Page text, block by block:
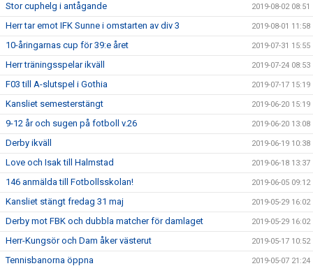
Stor cuphelg i antågande 2019-08-02 08:51
Herr tar emot IFK Sunne i omstarten av div 3 2019-08-01 11:58
10-åringarnas cup för 39:e året 2019-07-31 15:55
Herr träningsspelar ikväll 2019-07-24 08:53
F03 till A-slutspel i Gothia 2019-07-17 15:19
Kansliet semesterstängt 2019-06-20 15:19
9-12 år och sugen på fotboll v.26 2019-06-20 13:08
Derby ikväll 2019-06-19 10:38
Love och Isak till Halmstad 2019-06-18 13:37
146 anmälda till Fotbollsskolan! 2019-06-05 09:12
Kansliet stängt fredag 31 maj 2019-05-29 16:02
Derby mot FBK och dubbla matcher för damlaget 2019-05-29 16:02
Herr-Kungsör och Dam åker västerut 2019-05-17 10:52
Tennisbanorna öppna 2019-05-07 21:24